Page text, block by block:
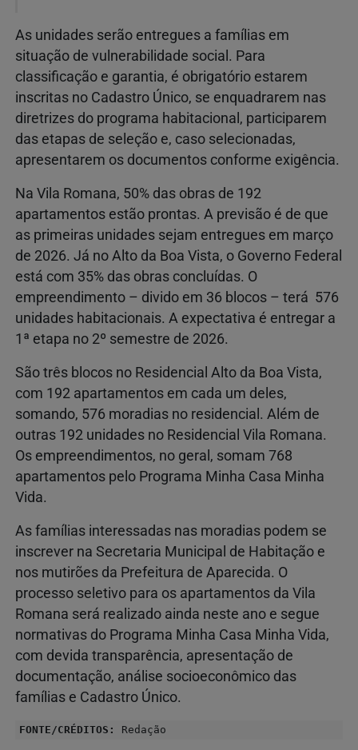
As unidades serão entregues a famílias em
situação de vulnerabilidade social. Para
classificação e garantia, é obrigatório estarem
inscritas no Cadastro Único, se enquadrarem nas
diretrizes do programa habitacional, participarem
das etapas de seleção e, caso selecionadas,
apresentarem os documentos conforme exigência.
Na Vila Romana, 50% das obras de 192
apartamentos estão prontas. A previsão é de que
as primeiras unidades sejam entregues em março
de 2026. Já no Alto da Boa Vista, o Governo Federal
está com 35% das obras concluídas. O
empreendimento – divido em 36 blocos – terá 576
unidades habitacionais. A expectativa é entregar a
1ª etapa no 2º semestre de 2026.
São três blocos no Residencial Alto da Boa Vista,
com 192 apartamentos em cada um deles,
somando, 576 moradias no residencial. Além de
outras 192 unidades no Residencial Vila Romana.
Os empreendimentos, no geral, somam 768
apartamentos pelo Programa Minha Casa Minha
Vida.
As famílias interessadas nas moradias podem se
inscrever na Secretaria Municipal de Habitação e
nos mutirões da Prefeitura de Aparecida. O
processo seletivo para os apartamentos da Vila
Romana será realizado ainda neste ano e segue
normativas do Programa Minha Casa Minha Vida,
com devida transparência, apresentação de
documentação, análise socioeconômico das
famílias e Cadastro Único.
FONTE/CRÉDITOS: Redação